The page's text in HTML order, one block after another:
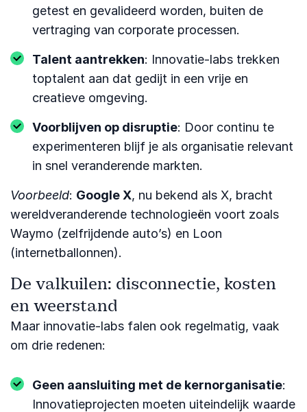
getest en gevalideerd worden, buiten de
vertraging van corporate processen.
Talent aantrekken: Innovatie-labs trekken
toptalent aan dat gedijt in een vrije en
creatieve omgeving.
Voorblijven op disruptie: Door continu te
experimenteren blijf je als organisatie relevant
in snel veranderende markten.
Voorbeeld: Google X, nu bekend als X, bracht
wereldveranderende technologieën voort zoals
Waymo (zelfrijdende auto’s) en Loon
(internetballonnen).
De valkuilen: disconnectie, kosten
en weerstand
Maar innovatie-labs falen ook regelmatig, vaak
om drie redenen:
Geen aansluiting met de kernorganisatie:
Innovatieprojecten moeten uiteindelijk waarde